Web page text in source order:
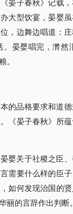
晏子春秋》记载
大型饮宴，晏婴
，边舞边唱道：
晏婴唱完，潸
的品格要求和道
《晏子春秋》所
婴关于社稷之臣
需要什么样的臣
如何发现治国的
的言辞作出判断。